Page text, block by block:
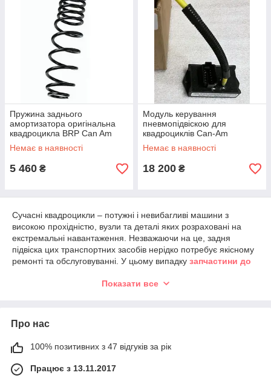
Пружина заднього
амортизатора оригінальна
квадроцикла BRP Can Am
706000652
Немає в наявності
5 460 ₴
Модуль керування
пневмопідвіскою для
квадроциклів Can-Am
Outlander G1 XMR 2011-2012
703500895, 710002471
Немає в наявності
18 200 ₴
Сучасні квадроцикли – потужні і невибагливі машини з
високою прохідністю, вузли та деталі яких розраховані на
екстремальні навантаження. Незважаючи на це, задня
підвіска цих транспортних засобів нерідко потребує якісному
ремонті та обслуговуванні. У цьому випадку запчастини до
повністю відновити працездатність апарата і забезпечити
поїздок на чотириколісному мотоциклі. На жаль, з кожним
рокомкупити запчастини на квадроцикл
складніше, так як ринок України заполонили дешеві деталі
низької якості від невідомих виробників. Але у випадку з
технікою, що використовується в складних умовах, такий
варіант неприйнятний, так як може призвести до неприємних
Показати все
Про нас
100% позитивних з 47 відгуків за рік
Працює з 13.11.2017